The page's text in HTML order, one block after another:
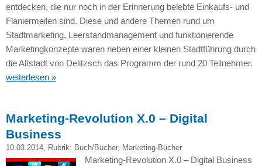
entdecken, die nur noch in der Erinnerung belebte Einkaufs- und
Flaniermeilen sind. Diese und andere Themen rund um
Stadtmarketing, Leerstandmanagement und funktionierende
Marketingkonzepte waren neben einer kleinen Stadtführung durch
die Altstadt von Delitzsch das Programm der rund 20 Teilnehmer.
weiterlesen »
Marketing-Revolution X.0 – Digital
Business
10.03.2014, Rubrik: Buch/Bücher, Marketing-Bücher
Marketing-Revolution X.0 – Digital Business